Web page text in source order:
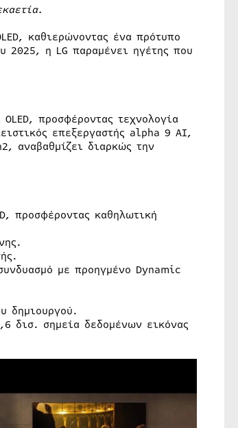
καθιερώνοντας ένα πρότυπο
2025, η LG παραμένει ηγέτης που
προσφέροντας τεχνολογία
επεξεργαστής alpha 9 AI,
αναβαθμίζει διαρκώς την
προσφέροντας καθηλωτική
με προηγμένο Dynamic
δημιουργού.
δισ. σημεία δεδομένων εικόνας